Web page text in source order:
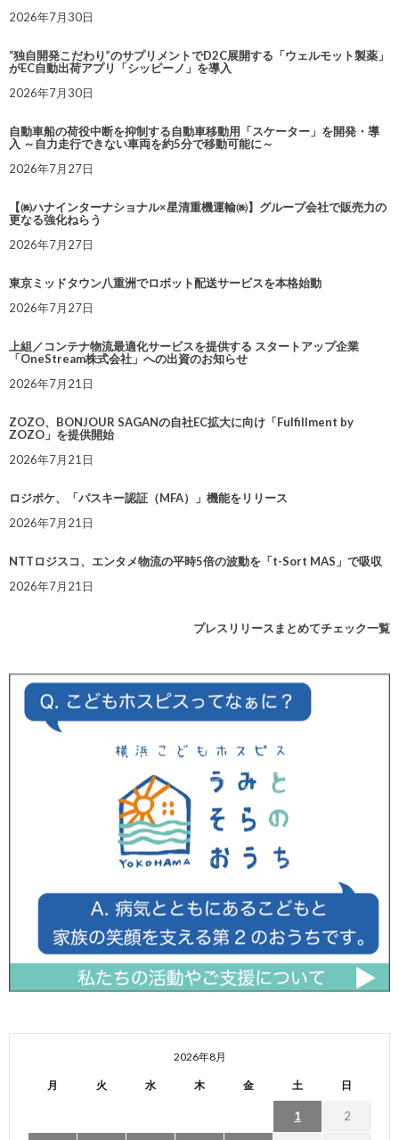
2026年7月30日
“独自開発こだわり”のサプリメントでD2C展開する「ウェルモット製薬」
がEC自動出荷アプリ「シッピーノ」を導入
2026年7月30日
自動車船の荷役中断を抑制する自動車移動用「スケーター」を開発・導
入 ～自力走行できない車両を約5分で移動可能に～
2026年7月27日
【㈱ハナインターナショナル×星清重機運輸㈱】グループ会社で販売力の
更なる強化ねらう
2026年7月27日
東京ミッドタウン八重洲でロボット配送サービスを本格始動
2026年7月27日
上組／コンテナ物流最適化サービスを提供する スタートアップ企業
「OneStream株式会社」への出資のお知らせ
2026年7月21日
ZOZO、BONJOUR SAGANの自社EC拡大に向け「Fulfillment by
ZOZO」を提供開始
2026年7月21日
ロジポケ、「パスキー認証（MFA）」機能をリリース
2026年7月21日
NTTロジスコ、エンタメ物流の平時5倍の波動を「t-Sort MAS」で吸収
2026年7月21日
プレスリリースまとめてチェック一覧
2026年8月
月 火 水 木 金 土 日
1 2